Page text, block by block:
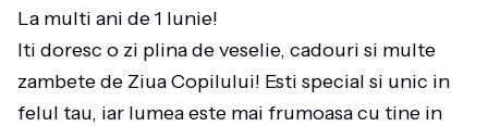
La multi ani de 1 Iunie!
Iti doresc o zi plina de veselie, cadouri si multe
zambete de Ziua Copilului! Esti special si unic in
felul tau, iar lumea este mai frumoasa cu tine in